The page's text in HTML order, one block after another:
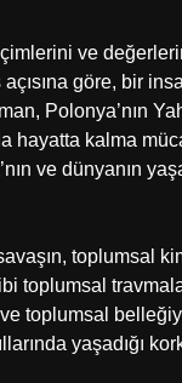
ve
göre, bir
Polonya’nın
hayatta kalma
ve dünyanın
toplumsal
toplumsal
toplumsal
yaşadığı